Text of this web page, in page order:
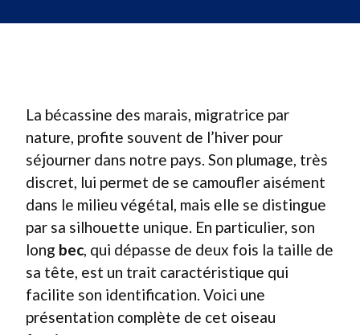
La bécassine des marais, migratrice par
nature, profite souvent de l’hiver pour
séjourner dans notre pays. Son plumage, très
discret, lui permet de se camoufler aisément
dans le milieu végétal, mais elle se distingue
par sa silhouette unique. En particulier, son
long bec, qui dépasse de deux fois la taille de
sa tête, est un trait caractéristique qui
facilite son identification. Voici une
présentation complète de cet oiseau